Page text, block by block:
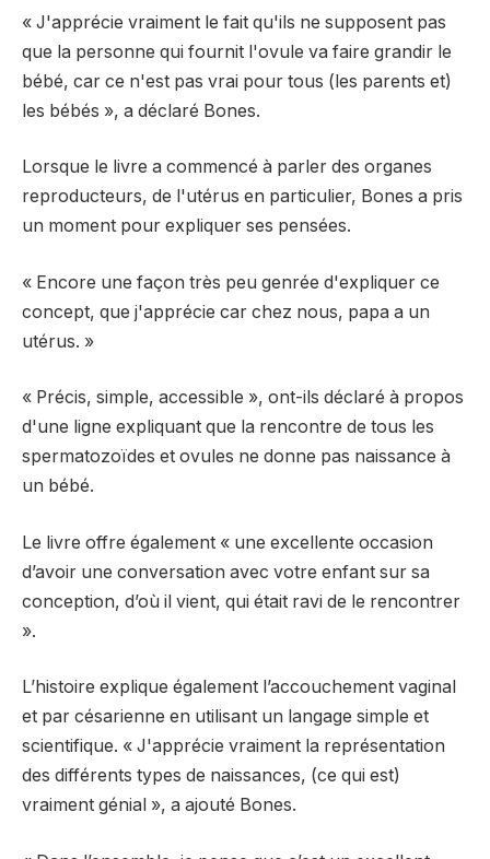
« J'apprécie vraiment le fait qu'ils ne supposent pas
que la personne qui fournit l'ovule va faire grandir le
bébé, car ce n'est pas vrai pour tous (les parents et)
les bébés », a déclaré Bones.
Lorsque le livre a commencé à parler des organes
reproducteurs, de l'utérus en particulier, Bones a pris
un moment pour expliquer ses pensées.
« Encore une façon très peu genrée d'expliquer ce
concept, que j'apprécie car chez nous, papa a un
utérus. »
« Précis, simple, accessible », ont-ils déclaré à propos
d'une ligne expliquant que la rencontre de tous les
spermatozoïdes et ovules ne donne pas naissance à
un bébé.
Le livre offre également « une excellente occasion
d’avoir une conversation avec votre enfant sur sa
conception, d’où il vient, qui était ravi de le rencontrer
».
L’histoire explique également l’accouchement vaginal
et par césarienne en utilisant un langage simple et
scientifique. « J'apprécie vraiment la représentation
des différents types de naissances, (ce qui est)
vraiment génial », a ajouté Bones.